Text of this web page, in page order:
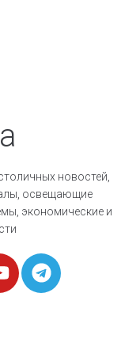
новостей,
освещающие
экономические и